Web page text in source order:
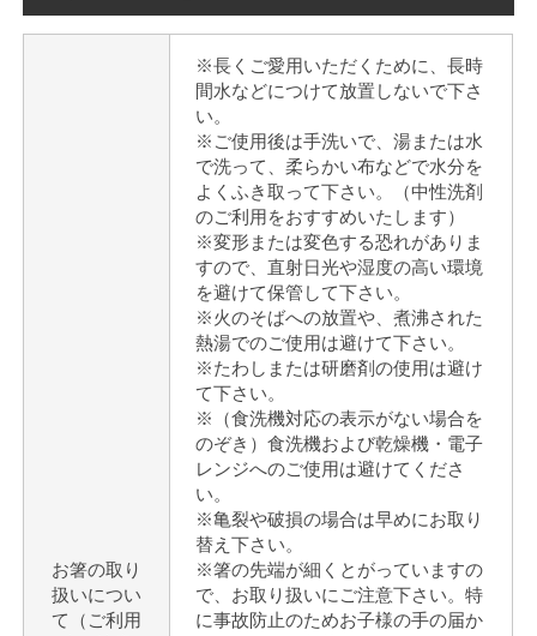
お箸の取り
扱いについ
て（ご利用
※長くご愛用いただくために、長時
間水などにつけて放置しないで下さ
い。
※ご使用後は手洗いで、湯または水
で洗って、柔らかい布などで水分を
よくふき取って下さい。（中性洗剤
のご利用をおすすめいたします）
※変形または変色する恐れがありま
すので、直射日光や湿度の高い環境
を避けて保管して下さい。
※火のそばへの放置や、煮沸された
熱湯でのご使用は避けて下さい。
※たわしまたは研磨剤の使用は避け
て下さい。
※（食洗機対応の表示がない場合を
のぞき）食洗機および乾燥機・電子
レンジへのご使用は避けてくださ
い。
※亀裂や破損の場合は早めにお取り
替え下さい。
※箸の先端が細くとがっていますの
で、お取り扱いにご注意下さい。特
に事故防止のためお子様の手の届か